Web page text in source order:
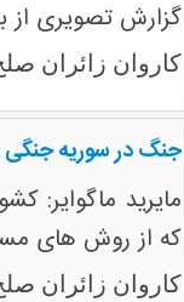
گزارش تصویری از
کاروان زائران
جنگ در سوریه جنگی
مایرید ماگوایر:
که از روش های
کاروان زائران